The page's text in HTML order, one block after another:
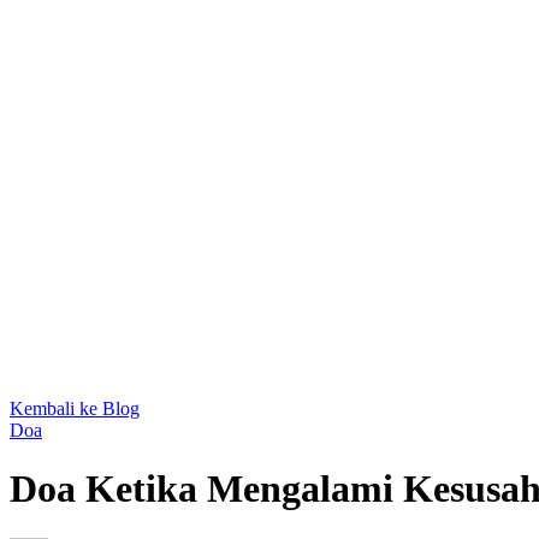
Kembali ke Blog
Doa
Doa Ketika Mengalami